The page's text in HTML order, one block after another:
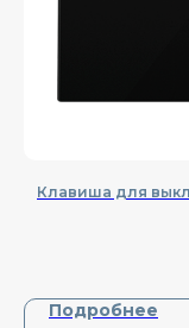
Клавиша для
Подробнее